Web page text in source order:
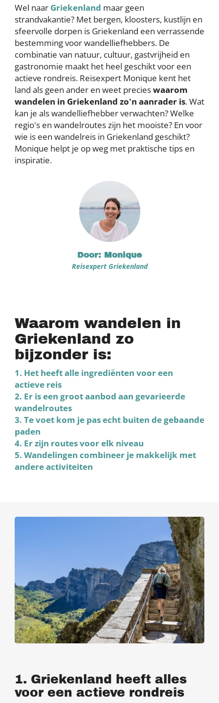
Wel naar Griekenland maar geen
strandvakantie? Met bergen, kloosters, kustlijn en
sfeervolle dorpen is Griekenland een verrassende
bestemming voor wandelliefhebbers. De
combinatie van natuur, cultuur, gastvrijheid en
gastronomie maakt het heel geschikt voor een
actieve rondreis. Reisexpert Monique kent het
land als geen ander en weet precieswaarom
wandelen in Griekenland zo'n aanrader is. Wat
kan je als wandelliefhebber verwachten? Welke
regio's en wandelroutes zijn het mooiste? En voor
wie is een wandelreis in Griekenland geschikt?
Monique helpt je op weg met praktische tips en
inspiratie.
Door: Monique
Reisexpert Griekenland
Waarom wandelen in
Griekenland zo
bijzonder is:
1. Het heeft alle ingrediënten voor een
actieve reis
2. Er is een groot aanbod aan gevarieerde
wandelroutes
3. Te voet kom je pas echt buiten de gebaande
paden
4. Er zijn routes voor elk niveau
5. Wandelingen combineer je makkelijk met
andere activiteiten
1. Griekenland heeft alles
voor een actieve rondreis